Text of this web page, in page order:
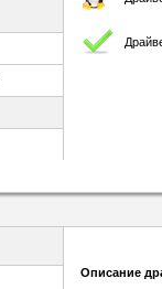
Описание